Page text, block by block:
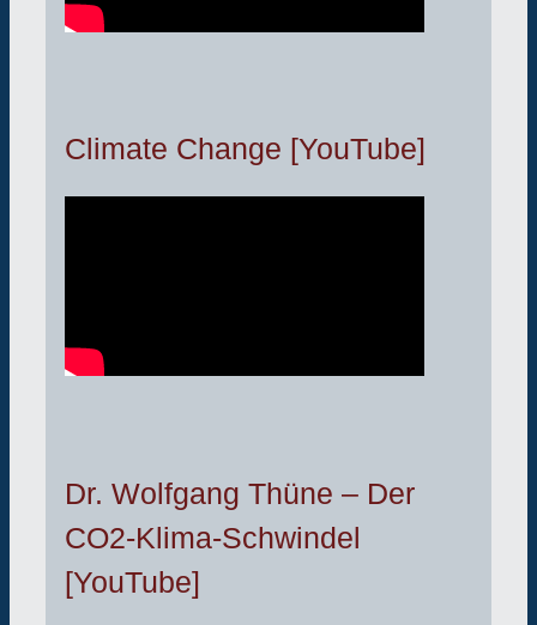
Climate Change [YouTube]
Dr. Wolfgang Thüne – Der
CO2-Klima-Schwindel
[YouTube]